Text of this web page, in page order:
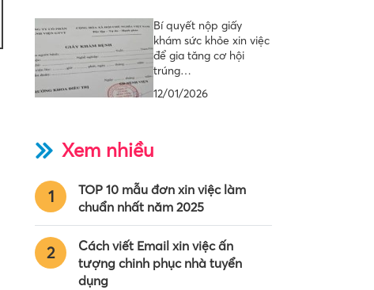
Bí quyết nộp giấy
khám sức khỏe xin việc
để gia tăng cơ hội
trúng…
12/01/2026
Xem nhiều
1
TOP 10 mẫu đơn xin việc làm
chuẩn nhất năm 2025
2
Cách viết Email xin việc ấn
tượng chinh phục nhà tuyển
dụng